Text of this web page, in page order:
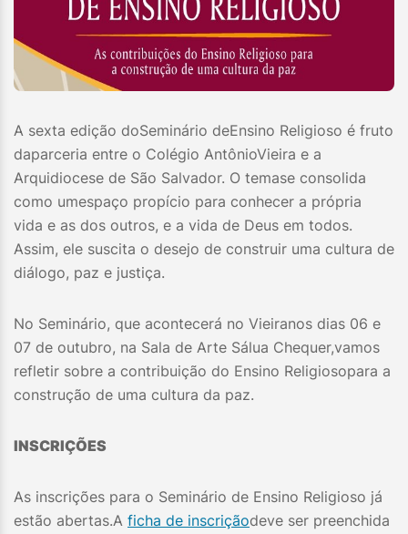
A sexta edição doSeminário deEnsino Religioso é fruto
daparceria entre o Colégio AntônioVieira e a
Arquidiocese de São Salvador. O temase consolida
como umespaço propício para conhecer a própria
vida e as dos outros, e a vida de Deus em todos.
Assim, ele suscita o desejo de construir uma cultura de
diálogo, paz e justiça.
No Seminário, que acontecerá no Vieiranos dias 06 e
07 de outubro, na Sala de Arte Sálua Chequer,vamos
refletir sobre a contribuição do Ensino Religiosopara a
construção de uma cultura da paz.
INSCRIÇÕES
As inscrições para o Seminário de Ensino Religioso já
estão abertas.A ficha de inscriçãodeve ser preenchida